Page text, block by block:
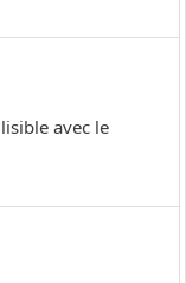
avec le